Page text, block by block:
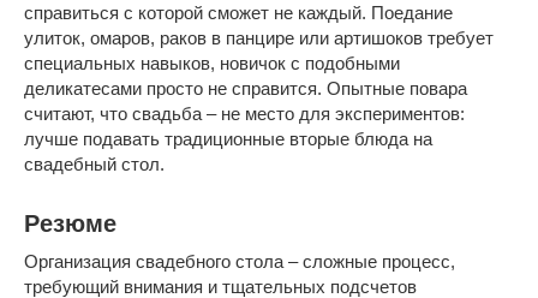
справиться с которой сможет не каждый. Поедание
улиток, омаров, раков в панцире или артишоков требует
специальных навыков, новичок с подобными
деликатесами просто не справится. Опытные повара
считают, что свадьба – не место для экспериментов:
лучше подавать традиционные вторые блюда на
свадебный стол.
Резюме
Организация свадебного стола – сложные процесс,
требующий внимания и тщательных подсчетов